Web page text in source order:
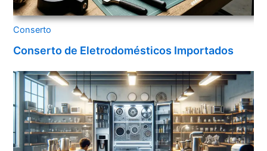
Conserto
Conserto de Eletrodomésticos Importados